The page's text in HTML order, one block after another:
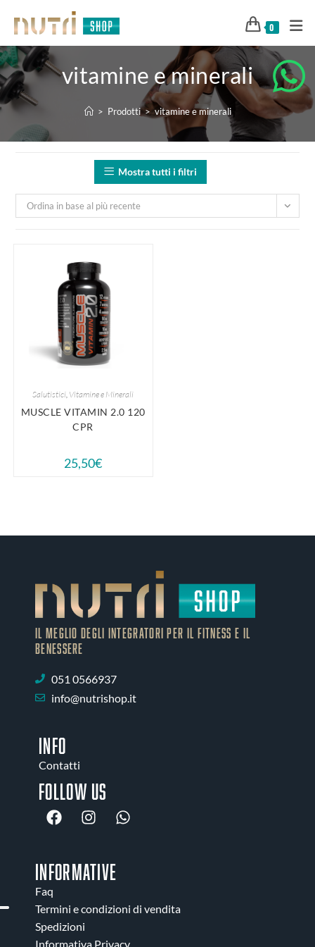
0
vitamine e minerali
> Prodotti > vitamine e minerali
Mostra tutti i filtri
Ordina in base al più recente
Salutistici, Vitamine e Minerali
MUSCLE VITAMIN 2.0 120
CPR
25,50€
IL MEGLIO DEGLI Integratori PER IL FITNESS E IL
BENESSERE
051 0566937
info@nutrishop.it
INFO
Contatti
Follow us
INFORMATIVE
Faq
Termini e condizioni di vendita
Spedizioni
Informativa Privacy